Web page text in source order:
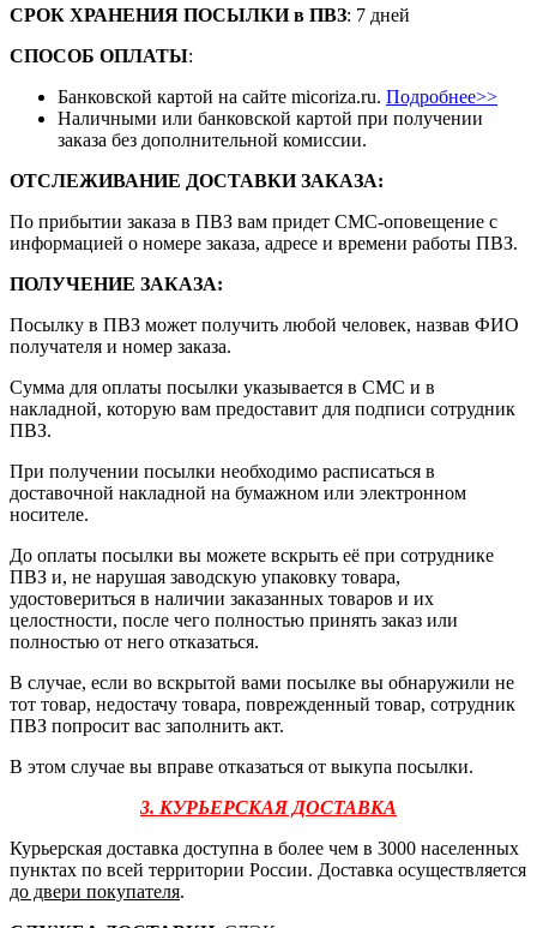
СРОК ХРАНЕНИЯ ПОСЫЛКИ в ПВЗ: 7 дней
СПОСОБ ОПЛАТЫ:
Банковской картой на сайте micoriza.ru. Подробнее>>
Наличными или банковской картой при получении
заказа без дополнительной комиссии.
ОТСЛЕЖИВАНИЕ ДОСТАВКИ ЗАКАЗА:
По прибытии заказа в ПВЗ вам придет СМС-оповещение с
информацией о номере заказа, адресе и времени работы ПВЗ.
ПОЛУЧЕНИЕ ЗАКАЗА:
Посылку в ПВЗ может получить любой человек, назвав ФИО
получателя и номер заказа.
Сумма для оплаты посылки указывается в СМС и в
накладной, которую вам предоставит для подписи сотрудник
ПВЗ.
При получении посылки необходимо расписаться в
доставочной накладной на бумажном или электронном
носителе.
До оплаты посылки вы можете вскрыть её при сотруднике
ПВЗ и, не нарушая заводскую упаковку товара,
удостовериться в наличии заказанных товаров и их
целостности, после чего полностью принять заказ или
полностью от него отказаться.
В случае, если во вскрытой вами посылке вы обнаружили не
тот товар, недостачу товара, поврежденный товар, сотрудник
ПВЗ попросит вас заполнить акт.
В этом случае вы вправе отказаться от выкупа посылки.
3. КУРЬЕРСКАЯ ДОСТАВКА
Курьерская доставка доступна в более чем в 3000 населенных
пунктах по всей территории России. Доставка осуществляется
до двери покупателя.